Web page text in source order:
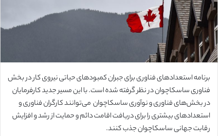
م
ی
ل
برنامه استعدادهای فناوری برای جبران کمبودهای حیاتی نیروی کار در بخش
فناوری ساسکاچوان در نظر گرفته شده است. با این مسیر جدید کارفرمایان
در بخش‌های فناوری و نوآوری ساسکاچوان می‌توانند کارگران فناوری و
استعدادهای بیشتری را برای دریافت اقامت دائم و حمایت از رشد و افزایش
رقابت جهانی ساسکاچوان جذب کنند.